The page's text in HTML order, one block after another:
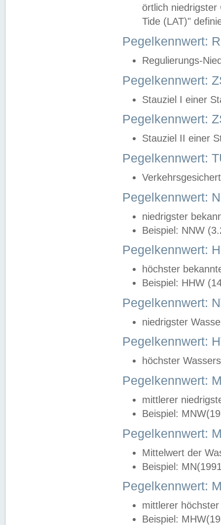
örtlich
Tide (LAT)"
Pegelkennwert:
Regulierungs-
Pegelkennwert:
Stauziel I einer
Pegelkennwert:
Stauziel II einer
Pegelkennwert:
Pegelkennwert:
niedrigster
Beispiel: NNW
Pegelkennwert:
höchster
Beispiel: HHW
Pegelkennwert:
niedrigster
Pegelkennwert:
höchster
Pegelkennwert:
mittlerer
Beispiel:
Pegelkennwert:
Mittelwert der
Beispiel:
Pegelkennwert:
mittlerer
Beispiel: